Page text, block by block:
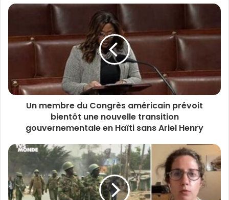
Un membre du Congrès américain prévoit
bientôt une nouvelle transition
gouvernementale en Haïti sans Ariel Henry